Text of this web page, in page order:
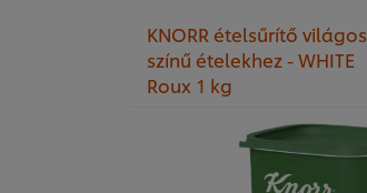
KNORR ételsűrítő világos
színű ételekhez - WHITE
Roux 1 kg